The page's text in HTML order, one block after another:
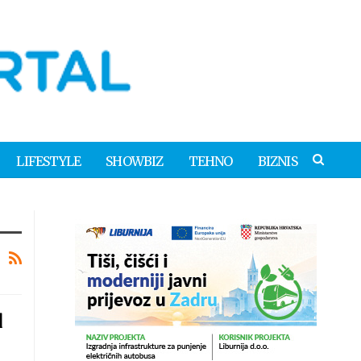
LIFESTYLE SHOWBIZ TEHNO BIZNIS